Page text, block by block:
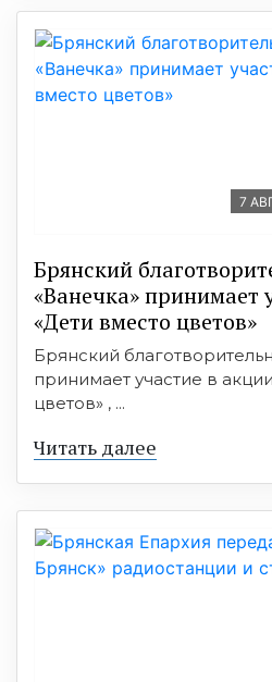
7
Брянский
«Ванечка» принимает
«Дети вместо цветов»
Брянский
принимает участие в
цветов» , ...
Читать далее